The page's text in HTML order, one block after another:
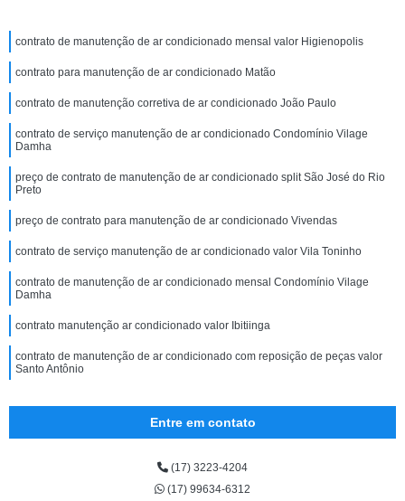
contrato de manutenção de ar condicionado mensal valor Higienopolis
contrato para manutenção de ar condicionado Matão
contrato de manutenção corretiva de ar condicionado João Paulo
contrato de serviço manutenção de ar condicionado Condomínio Vilage
Damha
preço de contrato de manutenção de ar condicionado split São José do Rio
Preto
preço de contrato para manutenção de ar condicionado Vivendas
contrato de serviço manutenção de ar condicionado valor Vila Toninho
contrato de manutenção de ar condicionado mensal Condomínio Vilage
Damha
contrato manutenção ar condicionado valor Ibitiinga
contrato de manutenção de ar condicionado com reposição de peças valor
Santo Antônio
Entre em contato
(17) 3223-4204
(17) 99634-6312